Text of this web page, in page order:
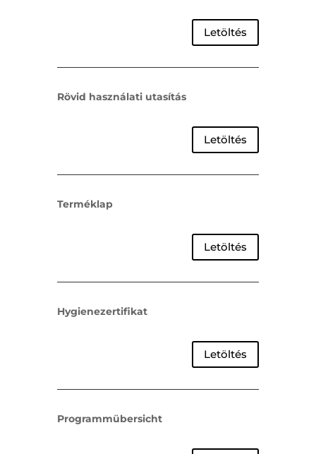
Letöltés
Rövid használati utasítás
Letöltés
Terméklap
Letöltés
Hygienezertifikat
Letöltés
Programmübersicht